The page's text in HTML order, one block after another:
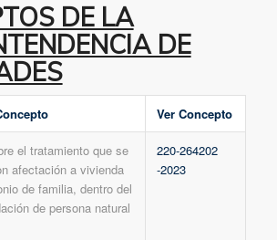
DE LA
DE
Ver Concepto
el tratamiento que se
afectación a vivienda
de familia, dentro del
de persona natural
220-264202
-2023